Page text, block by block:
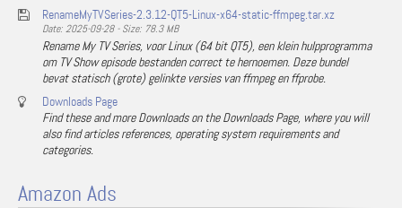
RenameMyTVSeries-2.3.12-QT5-Linux-x64-static-ffmpeg.tar.xz
Date: 2025-09-28 - Size: 78.3 MB
Rename My TV Series, voor Linux (64 bit QT5), een klein hulpprogramma
om TV Show episode bestanden correct te hernoemen. Deze bundel
bevat statisch (grote) gelinkte versies van ffmpeg en ffprobe.
Downloads Page
Find these and more Downloads on the Downloads Page, where you will
also find articles references, operating system requirements and
categories.
Amazon Ads